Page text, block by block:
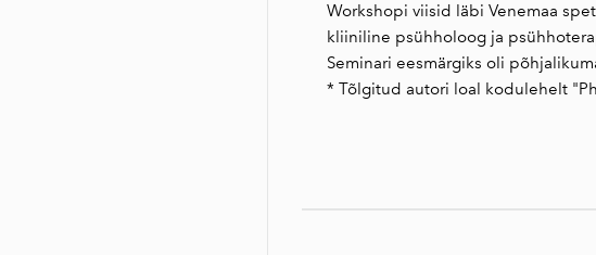
Workshopi viisid läbi Venemaa
kliiniline psühholoog ja
Seminari eesmärgiks oli
* Tõlgitud autori loal kodulehelt